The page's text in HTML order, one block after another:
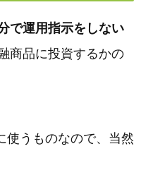
で運用指示をしない
商品に投資するかの
使うものなので、当然